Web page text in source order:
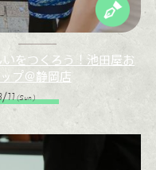
いをつくろう！池田屋お
プ＠静岡店
11 (Sun)